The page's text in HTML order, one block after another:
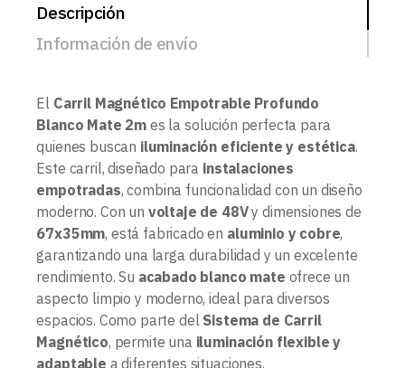
Descripción
Información de envío
El Carril Magnético Empotrable Profundo
Blanco Mate 2m es la solución perfecta para
quienes buscan iluminación eficiente y estética.
Este carril, diseñado para instalaciones
empotradas, combina funcionalidad con un diseño
moderno. Con un voltaje de 48Vy dimensiones de
67x35mm, está fabricado en aluminio y cobre,
garantizando una larga durabilidad y un excelente
rendimiento. Su acabado blanco mate ofrece un
aspecto limpio y moderno, ideal para diversos
espacios. Como parte del Sistema de Carril
Magnético, permite una iluminación flexible y
adaptable a diferentes situaciones.